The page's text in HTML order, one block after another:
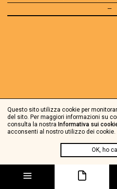
—
Questo sito utilizza cookie per
del sito. Per maggiori informazioni su
consulta la nostra Informativa sui
acconsenti al nostro utilizzo dei cookie.
OK, ho